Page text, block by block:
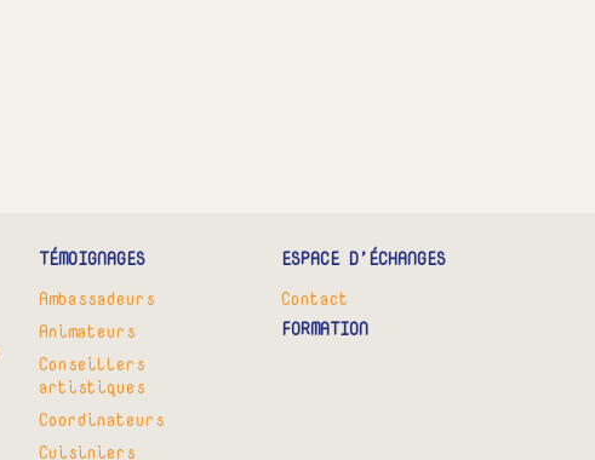
TÉMOIGNAGES
Ambassadeurs
Animateurs
Conseillers
artistiques
Coordinateurs
Cuisiniers
ESPACE D’ÉCHANGES
Contact
FORMATION